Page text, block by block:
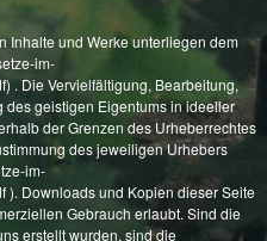
Inhalte und Werke unterliegen dem
im-
) . Die Vervielfältigung, Bearbeitung,
des geistigen Eigentums in ideeller
der Grenzen des Urheberrechtes
des jeweiligen Urhebers
im-
). Downloads und Kopien dieser Seite
Gebrauch erlaubt. Sind die
erstellt wurden, sind die